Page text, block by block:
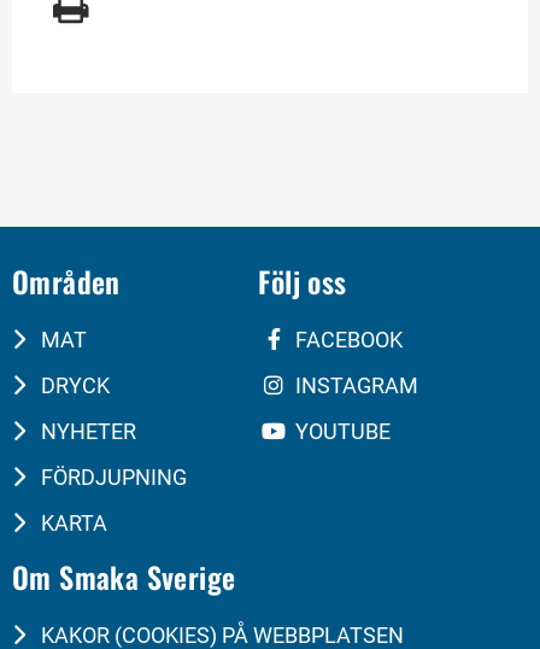
Områden
MAT
DRYCK
NYHETER
FÖRDJUPNING
KARTA
Följ oss
FACEBOOK
INSTAGRAM
YOUTUBE
Om Smaka Sverige
KAKOR (COOKIES) PÅ WEBBPLATSEN